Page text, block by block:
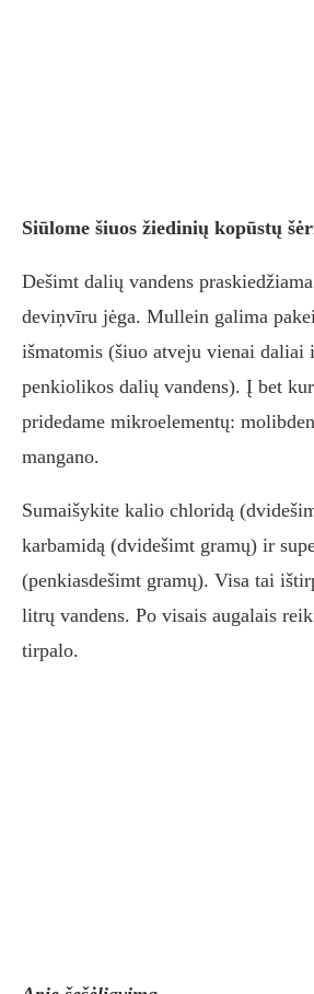
Siūlome šiuos žiedinių kopūstų
Dešimt dalių vandens
deviņvīru jėga. Mullein galima
išmatomis (šiuo atveju vienai daliai
penkiolikos dalių vandens). Į bet
pridedame mikroelementų:
mangano.
Sumaišykite kalio chloridą
karbamidą (dvidešimt gramų) ir
(penkiasdešimt gramų). Visa tai
litrų vandens. Po visais augalais
tirpalo.